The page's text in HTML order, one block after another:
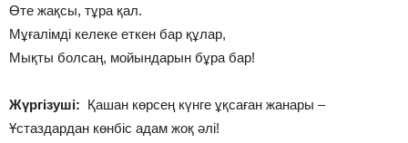
Өте жақсы, тұра қал.
Мұғалімді келеке еткен бар құлар,
Мықты болсаң, мойындарын бұра бар!
Жүргізуші: Қашан көрсең күнге ұқсаған жанары –
Ұстаздардан көнбіс адам жоқ әлі!